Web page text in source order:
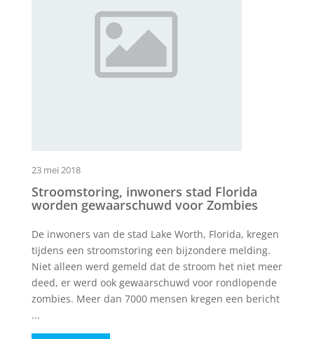
23 mei 2018
Stroomstoring, inwoners stad Florida
worden gewaarschuwd voor Zombies
De inwoners van de stad Lake Worth, Florida, kregen
tijdens een stroomstoring een bijzondere melding.
Niet alleen werd gemeld dat de stroom het niet meer
deed, er werd ook gewaarschuwd voor rondlopende
zombies. Meer dan 7000 mensen kregen een bericht
...